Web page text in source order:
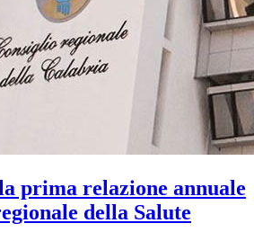
prima relazione annuale
della Salute